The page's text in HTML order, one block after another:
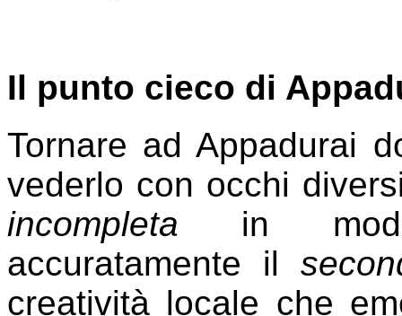
Il punto cieco di
Tornare ad Appadurai
vederlo con occhi
incompleta in modo
accuratamente il
creatività locale che